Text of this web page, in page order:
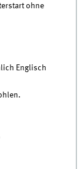
ohne
Englisch